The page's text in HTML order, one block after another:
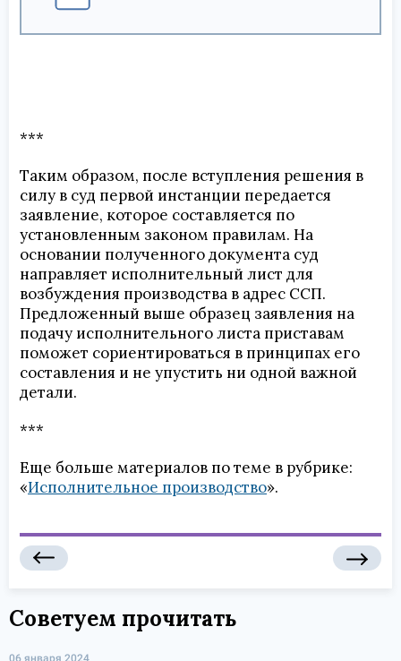
***
Таким образом, после вступления решения в
силу в суд первой инстанции передается
заявление, которое составляется по
установленным законом правилам. На
основании полученного документа суд
направляет исполнительный лист для
возбуждения производства в адрес ССП.
Предложенный выше образец заявления на
подачу исполнительного листа приставам
поможет сориентироваться в принципах его
составления и не упустить ни одной важной
детали.
***
Еще больше материалов по теме в рубрике:
«Исполнительное производство».
Советуем прочитать
06 января 2024